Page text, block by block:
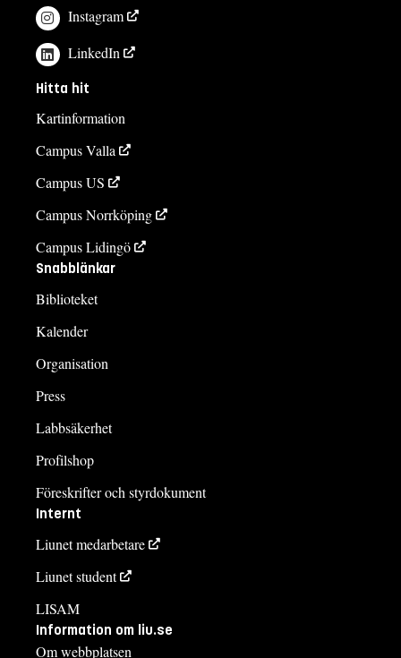
Instagram
LinkedIn
Hitta hit
Kartinformation
Campus Valla
Campus US
Campus Norrköping
Campus Lidingö
Snabblänkar
Biblioteket
Kalender
Organisation
Press
Labbsäkerhet
Profilshop
Föreskrifter och styrdokument
Internt
Liunet medarbetare
Liunet student
LISAM
Information om liu.se
Om webbplatsen